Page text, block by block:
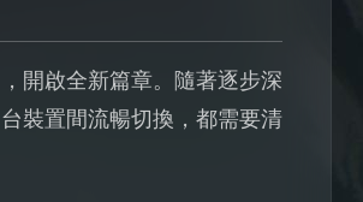
開啟全新篇章。隨著逐步深
裝置間流暢切換，都需要清